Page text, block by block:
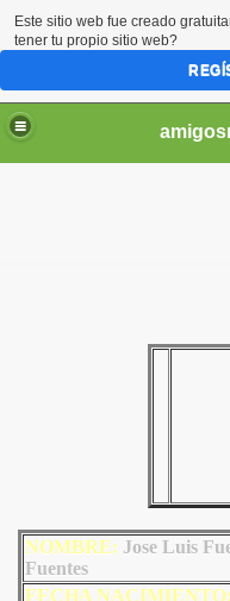
NOMBRE: Jose
Fuentes
FECHA NACIMIENTO:
Este sitio web fue creado
tener tu propio sitio web?